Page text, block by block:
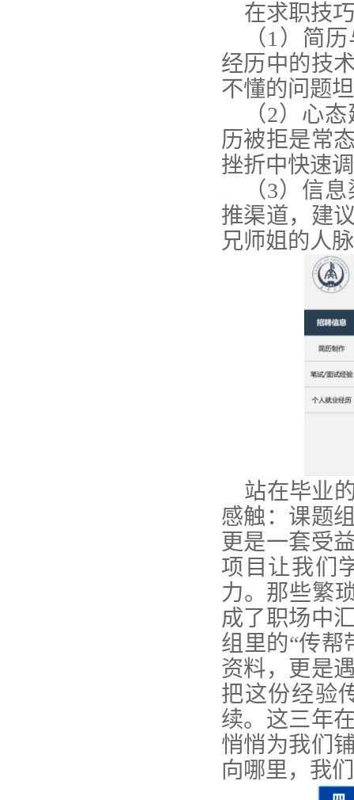
在求职技
（1）简
经历中的技
不懂的问题
（2）心
历被拒是常
挫折中快速
（3）信
推渠道，建
兄师姐的人
站在毕业
感触：课题
更是一套受
项目让我们
力。那些繁
成了职场中
组里的“传帮
资料，更是
把这份经验
续。这三年
悄悄为我们
向哪里，我